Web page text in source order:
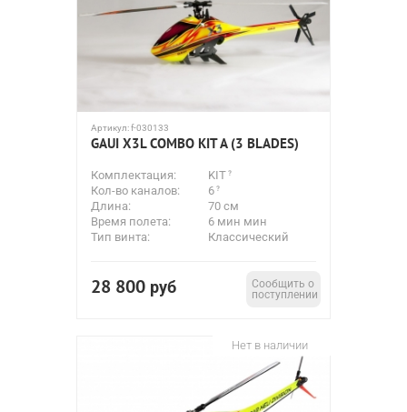
Артикул:f-030133
GAUI X3L COMBO KIT A (3 BLADES)
Комплектация:
KIT
Кол-во каналов:
6
Длина:
70 см
Время полета:
6 мин мин
Тип винта:
Классический
28 800 руб
Сообщить о
поступлении
Нет в наличии